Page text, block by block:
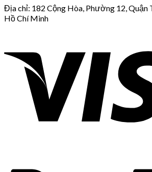
Địa chỉ: 182 Cộng Hòa, Phường 12, Quận
Hồ Chí Minh